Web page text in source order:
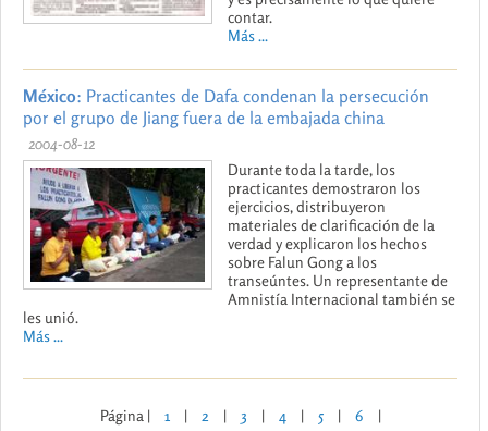
contar.
Más ...
México: Practicantes de Dafa condenan la persecución
por el grupo de Jiang fuera de la embajada china
2004-08-12
Durante toda la tarde, los
practicantes demostraron los
ejercicios, distribuyeron
materiales de clarificación de la
verdad y explicaron los hechos
sobre Falun Gong a los
transeúntes. Un representante de
Amnistía Internacional también se
les unió.
Más ...
Página | 1 | 2 | 3 | 4 | 5 | 6 |